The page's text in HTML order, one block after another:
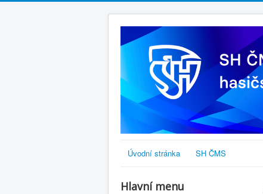
Úvodní stránka SH ČMS
Hlavní menu